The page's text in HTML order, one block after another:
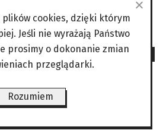
ministra spraw
Pytania o Trumpa i wizytę w
drzwiami
LEWICKIM,
dyplomatą – Opozycja
plików cookies, dzięki którym
Jeśli nie wyrażają Państwo
prosimy o dokonanie zmian
przeglądarki.
Rozumiem